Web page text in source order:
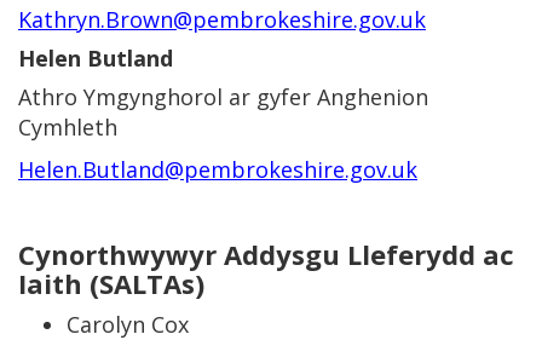
Kathryn.Brown@pembrokeshire.gov.uk
Helen Butland
Athro Ymgynghorol ar gyfer Anghenion
Cymhleth
Helen.Butland@pembrokeshire.gov.uk
Cynorthwywyr Addysgu Lleferydd ac
Iaith (SALTAs)
Carolyn Cox